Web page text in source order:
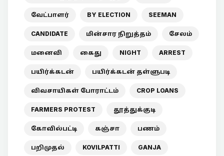
வேட்பாளர் BY ELECTION SEEMAN
CANDIDATE மின்சார நிறுத்தம் சேலம்
மனைவி கைது NIGHT ARREST
பயிர்க்கடன் பயிர்க்கடன் தள்ளுபடி
விவசாயிகள் போராட்டம் CROP LOANS
FARMERS PROTEST தூத்துக்குடி
கோவில்பட்டி கஞ்சா பணம்
பறிமுதல் KOVILPATTI GANJA